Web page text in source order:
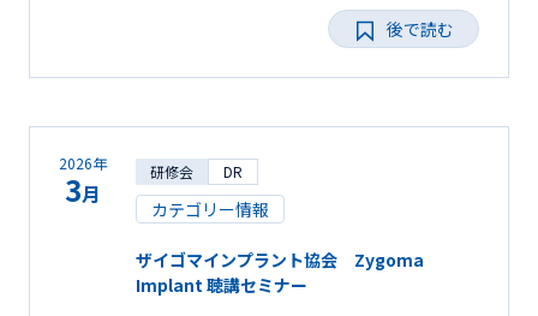
後で読む
2026年
3月
研修会 DR
カテゴリー情報
ザイゴマインプラント協会 Zygoma
Implant 聴講セミナー